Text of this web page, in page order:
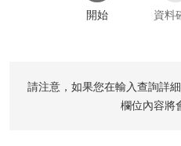
C
e
n
開始 資料
請注意，如果您在輸入查詢詳
欄位內容將